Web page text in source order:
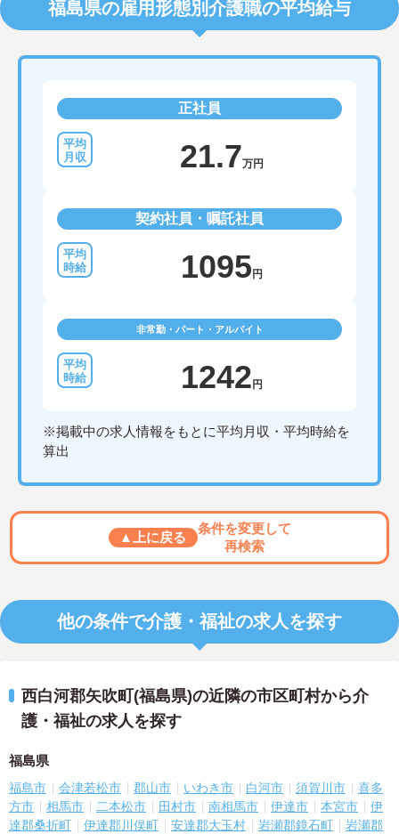
福島県の雇用形態別介護職の平均給与
正社員
21.7万円
契約社員・嘱託社員
1095円
非常勤・パート・アルバイト
1242円
※掲載中の求人情報をもとに平均月収・平均時給を
算出
▲上に戻る
条件を変更して
再検索
他の条件で介護・福祉の求人を探す
西白河郡矢吹町(福島県)の近隣の市区町村から介
護・福祉の求人を探す
福島県
福島市 会津若松市 郡山市 いわき市 白河市 須賀川市
喜多
方市
相馬市 二本松市 田村市 南相馬市 伊達市 本宮市
伊
達郡桑折町
伊達郡川俣町 安達郡大玉村 岩瀬郡鏡石町
岩瀬郡